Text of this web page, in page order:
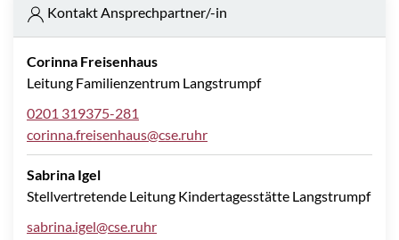
Kontakt Ansprechpartner/-in
Corinna Freisenhaus
Leitung Familienzentrum Langstrumpf
0201 319375-281
corinna.freisenhaus@cse.ruhr
Sabrina Igel
Stellvertretende Leitung Kindertagesstätte Langstrumpf
sabrina.igel@cse.ruhr